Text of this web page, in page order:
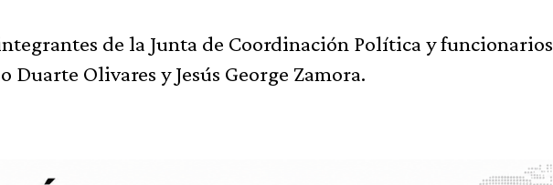
de la Junta de Coordinación Política y funcionarios
Duarte Olivares y Jesús George Zamora.